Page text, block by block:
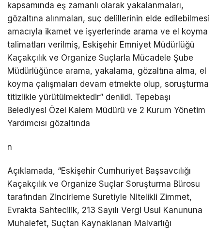
kapsamında eş zamanlı olarak yakalanmaları,
gözaltına alınmaları, suç delillerinin elde edilebilmesi
amacıyla ikamet ve işyerlerinde arama ve el koyma
talimatları verilmiş, Eskişehir Emniyet Müdürlüğü
Kaçakçılık ve Organize Suçlarla Mücadele Şube
Müdürlüğünce arama, yakalama, gözaltına alma, el
koyma çalışmaları devam etmekte olup, soruşturma
titizlikle yürütülmektedir” denildi. Tepebaşı
Belediyesi Özel Kalem Müdürü ve 2 Kurum Yönetim
Yardımcısı gözaltında
n
Açıklamada, “Eskişehir Cumhuriyet Başsavcılığı
Kaçakçılık ve Organize Suçlar Soruşturma Bürosu
tarafından Zincirleme Suretiyle Nitelikli Zimmet,
Evrakta Sahtecilik, 213 Sayılı Vergi Usul Kanununa
Muhalefet, Suçtan Kaynaklanan Malvarlığı